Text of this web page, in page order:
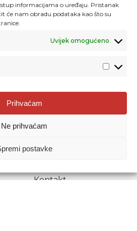
informacijama o uređaju. Pristanak
će nam obradu podataka kao što su
Uvijek omogućeno
Prihvaćam
Ne prihvaćam
postavke
Zagreb
je uz navođenje izvora.
Kontakt